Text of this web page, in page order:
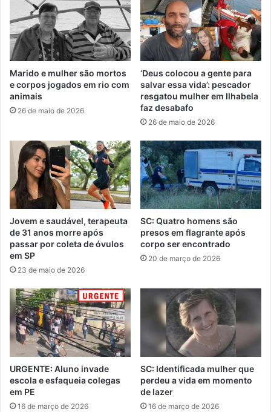
Marido e mulher são mortos
e corpos jogados em rio com
animais
26 de maio de 2026
‘Deus colocou a gente para
salvar essa vida’: pescador
resgatou mulher em Ilhabela
faz desabafo
26 de maio de 2026
Jovem e saudável, terapeuta
de 31 anos morre após
passar por coleta de óvulos
em SP
23 de maio de 2026
SC: Quatro homens são
presos em flagrante após
corpo ser encontrado
20 de março de 2026
URGENTE: Aluno invade
escola e esfaqueia colegas
em PE
16 de março de 2026
SC: Identificada mulher que
perdeu a vida em momento
de lazer
16 de março de 2026